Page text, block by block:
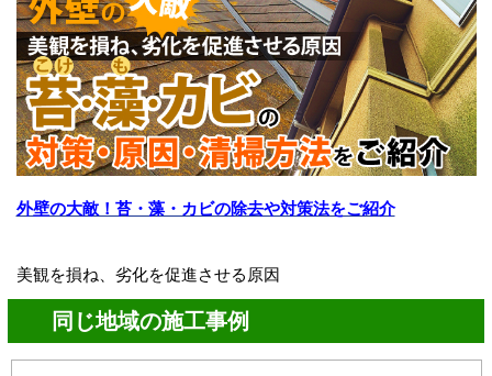
外壁の大敵！苔・藻・カビの除去や対策法をご紹介
美観を損ね、劣化を促進させる原因
同じ地域の施工事例